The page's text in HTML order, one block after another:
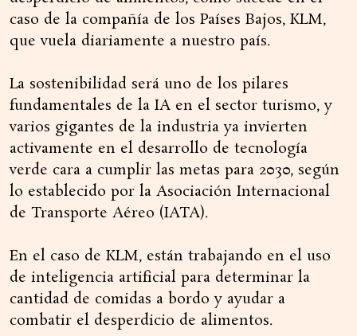
caso de la compañía de los Países Bajos, KLM,
que vuela diariamente a nuestro país.
La sostenibilidad será uno de los pilares
fundamentales de la IA en el sector turismo, y
varios gigantes de la industria ya invierten
activamente en el desarrollo de tecnología
verde cara a cumplir las metas para 2030, según
lo establecido por la Asociación Internacional
de Transporte Aéreo (IATA).
En el caso de KLM, están trabajando en el uso
de inteligencia artificial para determinar la
cantidad de comidas a bordo y ayudar a
combatir el desperdicio de alimentos.